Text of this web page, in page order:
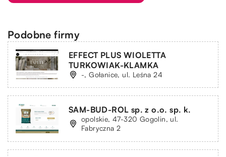
Podobne firmy
EFFECT PLUS WIOLETTA
TURKOWIAK-KLAMKA
-, Gołanice, ul. Leśna 24
SAM-BUD-ROL sp. z o.o. sp. k.
opolskie, 47-320 Gogolin, ul.
Fabryczna 2